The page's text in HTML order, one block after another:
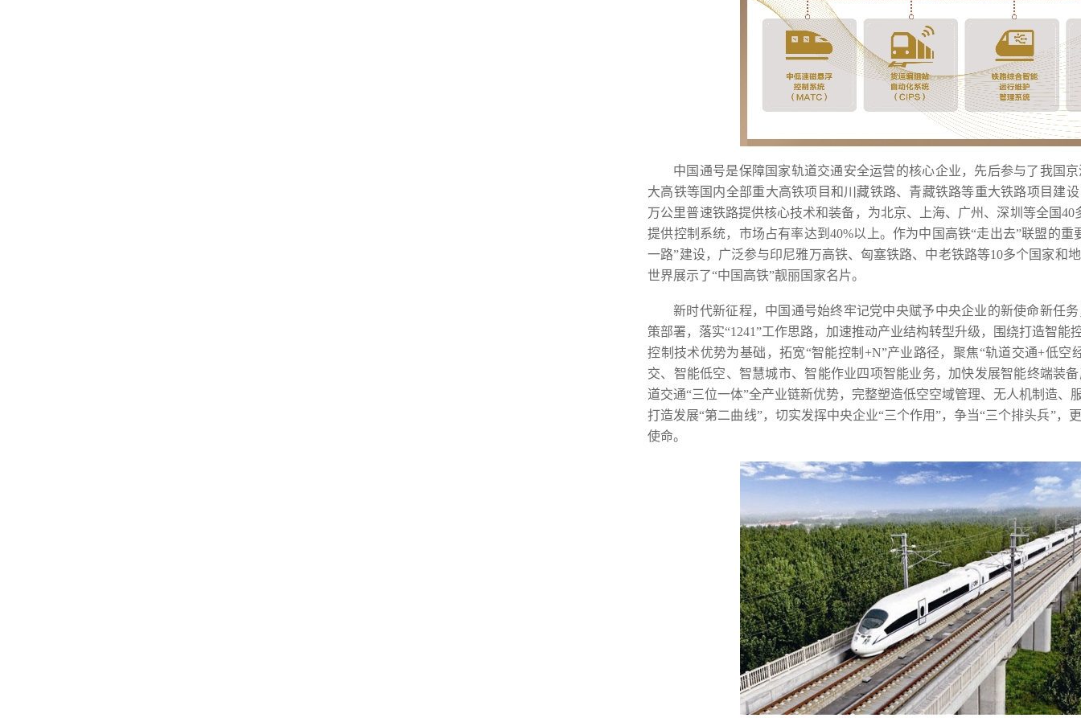
中国通号是保障国家轨道交通安全运营的核心企业，先后参与了我国
大高铁等国内全部重大高铁项目和川藏铁路、青藏铁路等重大铁路项目建
万公里普速铁路提供核心技术和装备，为北京、上海、广州、深圳等全国40
提供控制系统，市场占有率达到40%以上。作为中国高铁“走出去”联盟的
一路”建设，广泛参与印尼雅万高铁、匈塞铁路、中老铁路等10多个国家和
世界展示了“中国高铁”靓丽国家名片。
新时代新征程，中国通号始终牢记党中央赋予中央企业的新使命新任
策部署，落实“1241”工作思路，加速推动产业结构转型升级，围绕打造智能
控制技术优势为基础，拓宽“智能控制+N”产业路径，聚焦“轨道交通+低空
交、智能低空、智慧城市、智能作业四项智能业务，加快发展智能终端装
道交通“三位一体”全产业链新优势，完整塑造低空空域管理、无人机制造、
打造发展“第二曲线”，切实发挥中央企业“三个作用”，争当“三个排头兵”，
使命。